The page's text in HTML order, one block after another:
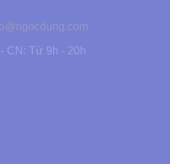
CN: Từ 9h - 20h